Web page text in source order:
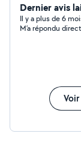
d'nterieur,
maison. Sérieuse et impliquée, je ferai toujours mon
Dernier avis
Il y a plus de 6
M’a répondu